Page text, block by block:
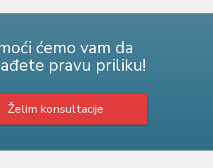
ćemo vam da
pravu priliku!
Želim konsultacije